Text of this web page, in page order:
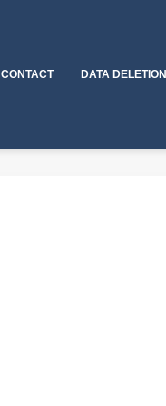
CONTACT DATA DELETION